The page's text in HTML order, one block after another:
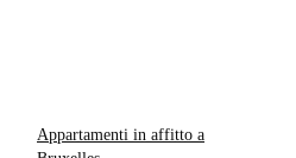
Appartamenti in affitto a